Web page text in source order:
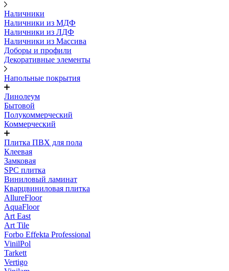
Наличники
Наличники из МДФ
Наличники из ЛДФ
Наличники из Массива
Доборы и профили
Декоративные элементы
Напольные покрытия
Линолеум
Бытовой
Полукоммерческий
Коммерческий
Плитка ПВХ для пола
Клеевая
Замковая
SPC плитка
Виниловый ламинат
Кварцвиниловая плитка
AllureFloor
AquaFloor
Art East
Art Tile
Forbo Effekta Professional
VinilPol
Tarkett
Vertigo